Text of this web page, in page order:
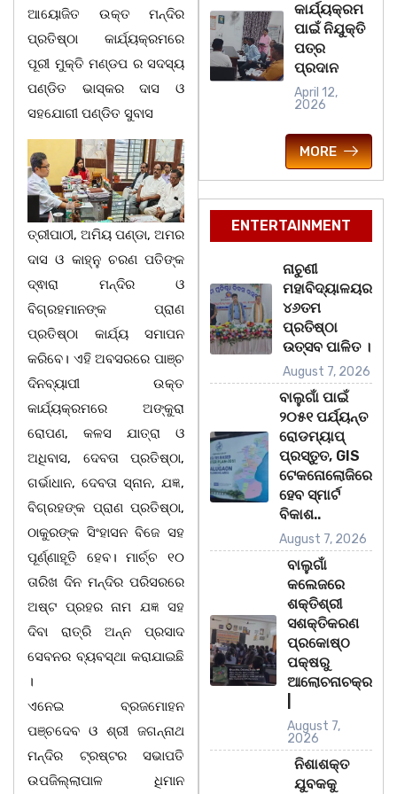
ଆୟୋଜିତ ଉକ୍ତ ମନ୍ଦିର
ପ୍ରତିଷ୍ଠା କାର୍ଯ୍ୟକ୍ରମରେ
ପୂରୀ ମୁକ୍ତି ମଣ୍ଡପ ର ସଦସ୍ୟ
ପଣ୍ଡିତ ଭାସ୍କର ଦାସ ଓ
ସହଯୋଗୀ ପଣ୍ଡିତ ସୁବାସ
ତ୍ରୀପାଠୀ, ଅମିୟ ପଣ୍ଡା, ଅମର
ଦାସ ଓ କାହ୍ନୁ ଚରଣ ପତିଙ୍କ
ଦ୍ଵାରା ମନ୍ଦିର ଓ
ବିଗ୍ରହମାନଙ୍କ ପ୍ରାଣ
ପ୍ରତିଷ୍ଠା କାର୍ଯ୍ୟ ସମାପନ
କରିବେ। ଏହି ଅବସରରେ ପାଞ୍ଚ
ଦିନବ୍ୟାପୀ ଉକ୍ତ
କାର୍ଯ୍ୟକ୍ରମରେ ଅଙ୍କୁରା
ରୋପଣ, କଳସ ଯାତ୍ରା ଓ
ଅଧିବାସ, ଦେବତା ପ୍ରତିଷ୍ଠା,
ଗର୍ଭାଧାନ, ଦେବତା ସ୍ନାନ, ଯଜ୍ଞ,
ବିଗ୍ରହଙ୍କ ପ୍ରାଣ ପ୍ରତିଷ୍ଠା,
ଠାକୁରଙ୍କ ସିଂହାସନ ବିଜେ ସହ
ପୂର୍ଣ୍ଣାହୂତି ହେବ। ମାର୍ଚ୍ଚ ୧୦
ତାରିଖ ଦିନ ମନ୍ଦିର ପରିସରରେ
ଅଷ୍ଟ ପ୍ରହର ନାମ ଯଜ୍ଞ ସହ
ଦିବା ରାତ୍ରି ଅନ୍ନ ପ୍ରସାଦ
ସେବନର ବ୍ୟବସ୍ଥା କରାଯାଇଛି
।
ଏନେଇ ବ୍ରଜମୋହନ
ପଞ୍ଚଦେବ ଓ ଶ୍ରୀ ଜଗନ୍ନାଥ
ମନ୍ଦିର ଟ୍ରଷ୍ଟର ସଭାପତି
ଉପଜିଲ୍ଲାପାଳ ଧିମାନ
କାର୍ଯ୍ୟକ୍ରମ
ପାଇଁ ନିଯୁକ୍ତି
ପତ୍ର
ପ୍ରଦାନ
April 12,
2026
MORE
ENTERTAINMENT
ନାଚୁଣୀ
ମହାବିଦ୍ୟାଳୟର
୪୬ତମ
ପ୍ରତିଷ୍ଠା
ଉତ୍ସବ ପାଳିତ ।
August 7, 2026
ବାଲୁଗାଁ ପାଇଁ
୨୦୫୧ ପର୍ଯ୍ୟନ୍ତ
ରୋଡମ୍ୟାପ୍
ପ୍ରସ୍ତୁତ, GIS
ଟେକନୋଲୋଜିରେ
ହେବ ସ୍ମାର୍ଟ
ବିକାଶ..
August 7, 2026
ବାଲୁଗାଁ
କଲେଜରେ
ଶକ୍ତିଶ୍ରୀ
ସଶକ୍ତିକରଣ
ପ୍ରକୋଷ୍ଠ
ପକ୍ଷରୁ
ଆଲୋଚନାଚକ୍ର
August 7,
2026
ନିଶାଶକ୍ତ
ଯୁବକକୁ